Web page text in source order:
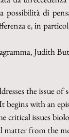
di
e, in
Judith
the issue
with an
critical issues
matter from the